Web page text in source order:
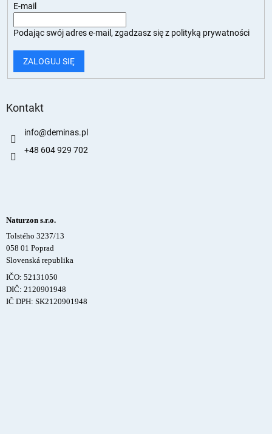
E-mail
Podając swój adres e-mail, zgadzasz się z polityką prywatności
ZALOGUJ SIĘ
Kontakt
info@deminas.pl
+48 604 929 702
Naturzon s.r.o.
Tolstého 3237/13
058 01 Poprad
Slovenská republika
IČO: 52131050
DIČ: 2120901948
IČ DPH: SK2120901948